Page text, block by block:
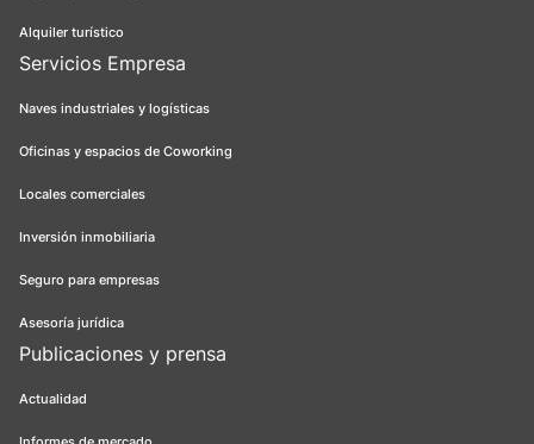
Alquiler turístico
Servicios Empresa
Naves industriales y logísticas
Oficinas y espacios de Coworking
Locales comerciales
Inversión inmobiliaria
Seguro para empresas
Asesoría jurídica
Publicaciones y prensa
Actualidad